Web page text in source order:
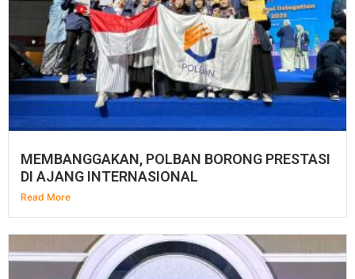
MEMBANGGAKAN, POLBAN BORONG PRESTASI
DI AJANG INTERNASIONAL
Read More